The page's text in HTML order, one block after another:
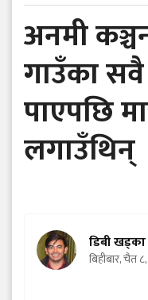
अनमी
गाउँका
पाएपछि
लगाउँथिन्
डिबी खड्का
बिहीबार, चैत